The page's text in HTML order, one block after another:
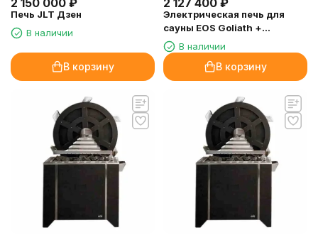
2 150 000 ₽
Печь JLT Дзен
В наличии
В корзину
2 127 400 ₽
Электрическая печь для
сауны EOS Goliath +
Мельница 36,0 кВт
В наличии
В корзину